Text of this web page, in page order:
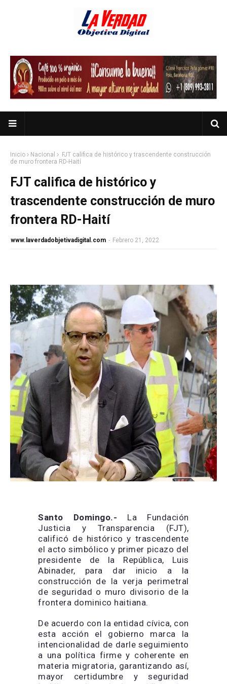
Inicio Nacional
FJT califica de histórico y trascendente construcción
de muro frontera RD-Haití
FJT califica de histórico y
trascendente construcción de muro
frontera RD-Haití
www.laverdadobjetivadigital.com - Febrero 21, 2022
Santo Domingo.- La Fundación
Justicia y Transparencia (FJT),
calificó de histórico y trascendente
el acto simbólico y primer picazo del
presidente de la República, Luis
Abinader, para dar inicio a la
construcción de la verja perimetral
de seguridad o muro divisorio de la
frontera dominico haitiana.
De acuerdo con la entidad cívica, con
esta acción el gobierno marca la
intencionalidad de darle seguimiento
a una política firme y coherente en
materia migratoria, garantizando así,
mayor certidumbre y seguridad